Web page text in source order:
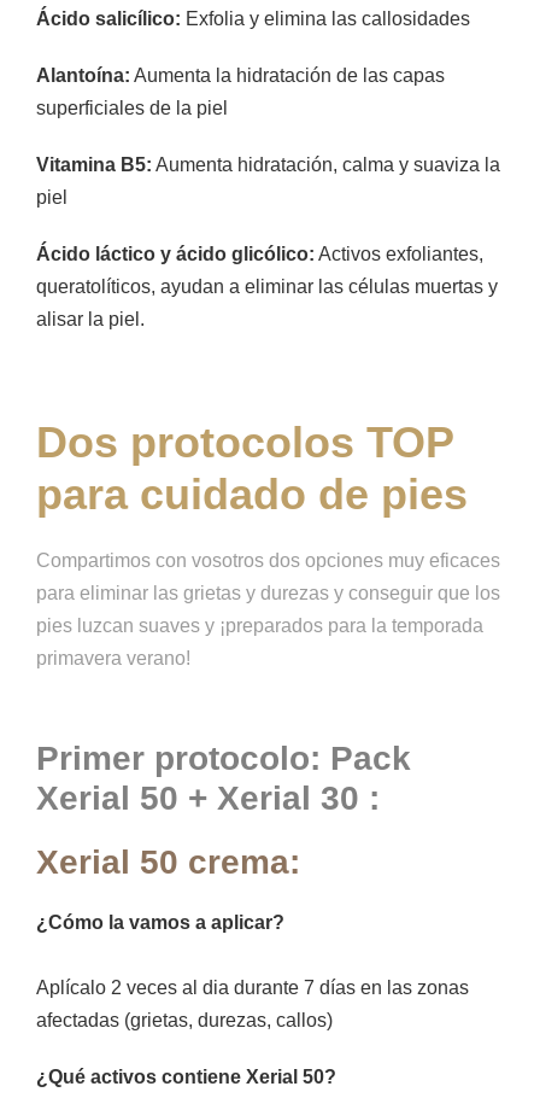
Ácido salicílico: Exfolia y elimina las callosidades
Alantoína: Aumenta la hidratación de las capas
superficiales de la piel
Vitamina B5: Aumenta hidratación, calma y suaviza la
piel
Ácido láctico y ácido glicólico: Activos exfoliantes,
queratolíticos, ayudan a eliminar las células muertas y
alisar la piel.
Dos protocolos TOP
para cuidado de pies
Compartimos con vosotros dos opciones muy eficaces
para eliminar las grietas y durezas y conseguir que los
pies luzcan suaves y ¡preparados para la temporada
primavera verano!
Primer protocolo: Pack
Xerial 50 + Xerial 30 :
Xerial 50 crema:
¿Cómo la vamos a aplicar?
Aplícalo 2 veces al dia durante 7 días en las zonas
afectadas (grietas, durezas, callos)
¿Qué activos contiene Xerial 50?